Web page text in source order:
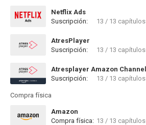
Netflix Ads
Suscripción:
13 / 13 capítulos
AtresPlayer
Suscripción:
13 / 13 capítulos
Atresplayer Amazon Channel
Suscripción:
13 / 13 capítulos
Compra física
Amazon
Compra física: 13 / 13 capítulos